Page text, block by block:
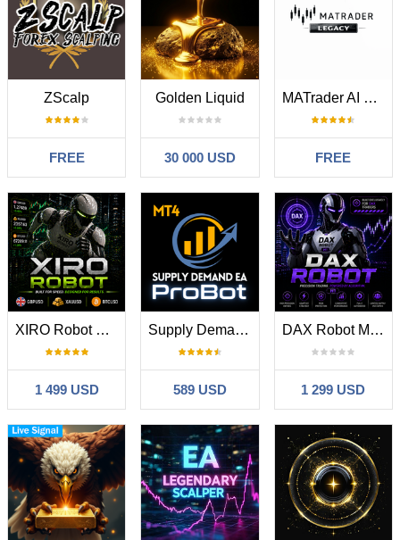
ZScalp
FREE
Golden Liquid
30 000 USD
MATrader AI Legacy
FREE
XIRO Robot MT4
1 499 USD
Supply Demand EA ProBot
589 USD
DAX Robot MT4
1 299 USD